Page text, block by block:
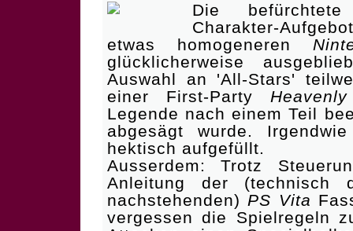
Die
Charakter-
etwas homogeneren
glücklicherweise
Auswahl an 'All-Stars'
einer First-Party
Legende nach einem Teil
abgesägt wurde.
hektisch aufgefüllt.
Ausserdem: Trotz
Anleitung der
nachstehenden) PS Vita
vergessen die Spielregeln